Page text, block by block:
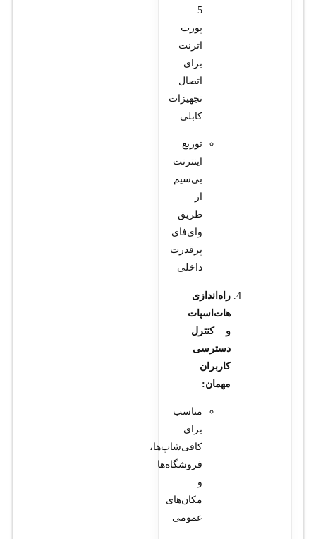
5
پورت
اترنت
برای
اتصال
تجهیزات
کابلی
توزیع
اینترنت
بی‌سیم
از
طریق
وای‌فای
پرقدرت
داخلی
راه‌اندازی
هات‌اسپات
و کنترل
دسترسی
کاربران
مهمان:
مناسب
برای
کافی‌شاپ‌ها،
فروشگاه‌ها
و
مکان‌های
عمومی